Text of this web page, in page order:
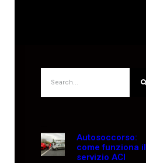
Autosoccorso:
come funziona il
servizio ACI